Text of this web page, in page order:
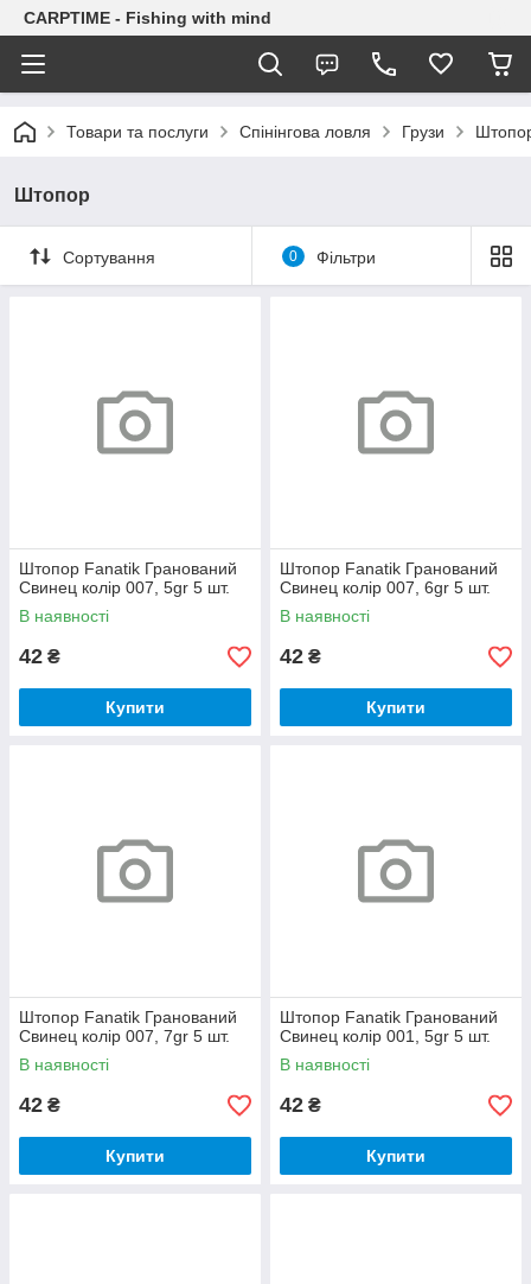
CARPTIME - Fishing with mind
Товари та послуги Спінінгова ловля Грузи
Штопор
Сортування 0 Фільтри
Штопор Fanatik Гранований
Свинец колір 007, 5gr 5 шт.
В наявності
42 ₴
Купити
Штопор Fanatik Гранований
Свинец колір 007, 6gr 5 шт.
В наявності
42 ₴
Купити
Штопор Fanatik Гранований
Свинец колір 007, 7gr 5 шт.
В наявності
42 ₴
Купити
Штопор Fanatik Гранований
Свинец колір 001, 5gr 5 шт.
В наявності
42 ₴
Купити